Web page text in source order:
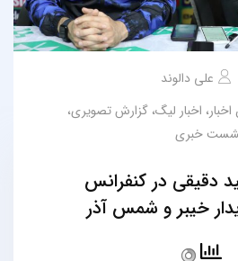
علی دالوند
، اخبار لیگ، گزارش تصویری،
خبری
در کنفرانس
خیبر و شمس آذر